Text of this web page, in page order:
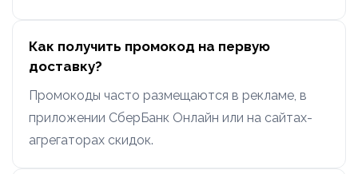
Как получить промокод на первую
доставку?
Промокоды часто размещаются в рекламе, в
приложении СберБанк Онлайн или на сайтах-
агрегаторах скидок.